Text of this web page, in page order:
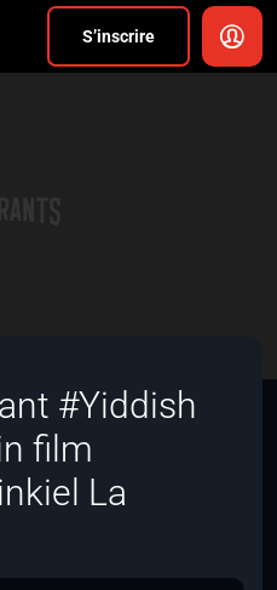
S’inscrire
#Yiddish
film
La